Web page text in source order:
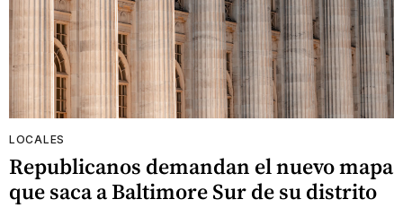
LOCALES
Republicanos demandan el nuevo mapa
que saca a Baltimore Sur de su distrito